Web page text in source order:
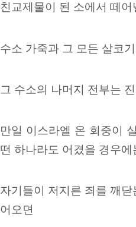
친교제물이 된 소에서 떼
수소 가죽과 그 모든 살코
그 수소의 나머지 전부는
만일 이스라엘 온 회중이
떤 하나라도 어겼을 경우에
자기들이 저지른 죄를 깨
어오면